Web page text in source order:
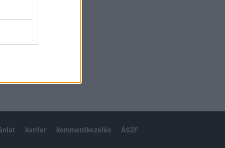
karrier kommentkezelés ÁSZF